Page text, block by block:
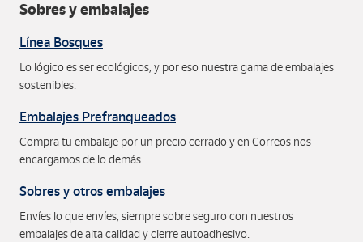
Sobres y embalajes
Línea Bosques
Lo lógico es ser ecológicos, y por eso nuestra gama de embalajes
sostenibles.
Embalajes Prefranqueados
Compra tu embalaje por un precio cerrado y en Correos nos
encargamos de lo demás.
Sobres y otros embalajes
Envíes lo que envíes, siempre sobre seguro con nuestros
embalajes de alta calidad y cierre autoadhesivo.